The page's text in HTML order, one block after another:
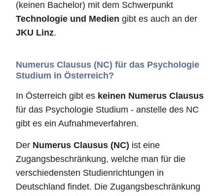
(keinen Bachelor) mit dem Schwerpunkt
Technologie und Medien gibt es auch an der
JKU Linz.
Numerus Clausus (NC) für das Psychologie
Studium in Österreich?
In Österreich gibt es keinen Numerus Clausus
für das Psychologie Studium - anstelle des NC
gibt es ein Aufnahmeverfahren.
Der Numerus Clausus (NC) ist eine
Zugangsbeschränkung, welche man für die
verschiedensten Studienrichtungen in
Deutschland findet. Die Zugangsbeschränkung